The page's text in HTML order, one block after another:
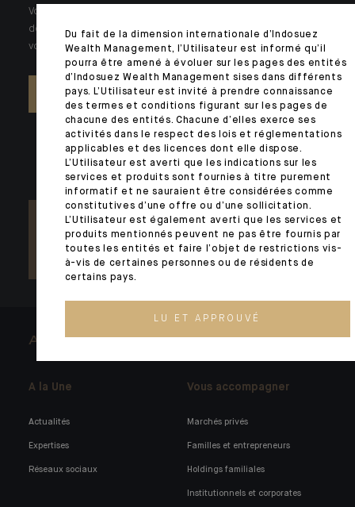
Votre patrimoine est unique et requiert des réponses spécifiques à
des problématiques singulières. Jour après jour, nos experts sont à
votre écoute.
NOUS CONTACTER
ARCHITECTS OF WEALTH
A la Une
Actualités
Expertises
Réseaux sociaux
Vous accompagner
Marchés privés
Familles et entrepreneurs
Holdings familiales
Institutionnels et corporates
Du fait de la dimension internationale d’Indosuez
Wealth Management, l’Utilisateur est informé qu’il
pourra être amené à évoluer sur les pages des entités
d’Indosuez Wealth Management sises dans différents
pays. L’Utilisateur est invité à prendre connaissance
des termes et conditions figurant sur les pages de
chacune des entités. Chacune d’elles exerce ses
activités dans le respect des lois et réglementations
applicables et des licences dont elle dispose.
L’Utilisateur est averti que les indications sur les
services et produits sont fournies à titre purement
informatif et ne sauraient être considérées comme
constitutives d’une offre ou d’une sollicitation.
L’Utilisateur est également averti que les services et
produits mentionnés peuvent ne pas être fournis par
toutes les entités et faire l’objet de restrictions vis-
à-vis de certaines personnes ou de résidents de
certains pays.
LU ET APPROUVÉ